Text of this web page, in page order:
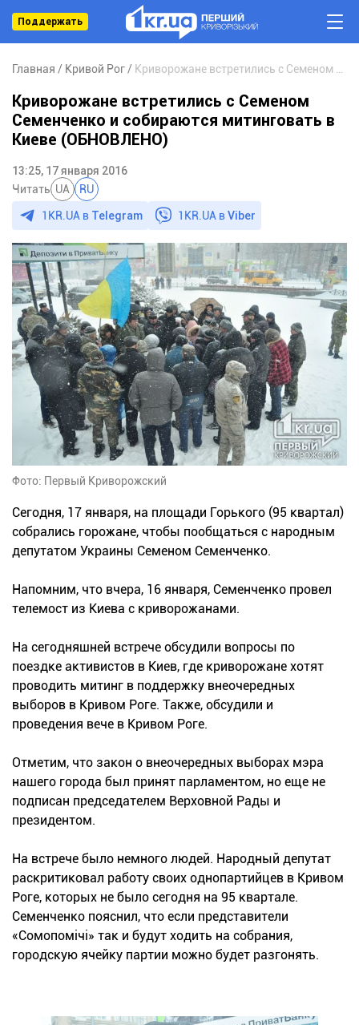
Поддержать
Главная Кривой Рог
Криворожане встретились с Семеном
Семенченко и собираются митинговать в
Киеве (ОБНОВЛЕНО)
13:25, 17 января 2016
Читать UA RU
1KR.UA в Telegram 1KR.UA вViber
Фото: Первый Криворожский
Сегодня, 17 января, на площади Горького (95 квартал)
собрались горожане, чтобы пообщаться с народным
депутатом Украины Семеном Семенченко.
Напомним, что вчера, 16 января, Семенченко провел
телемост из Киева с криворожанами.
На сегодняшней встрече обсудили вопросы по
поездке активистов в Киев, где криворожане хотят
проводить митинг в поддержку внеочередных
выборов в Кривом Роге. Также, обсудили и
проведения вече в Кривом Роге.
Отметим, что закон о внеочередных выборах мэра
нашего города был принят парламентом, но еще не
подписан председателем Верховной Рады и
президентом.
На встрече было немного людей. Народный депутат
раскритиковал работу своих однопартийцев в Кривом
Роге, которых не было сегодня на 95 квартале.
Семенченко пояснил, что если представители
«Сомопомічі» так и будут ходить на собрания,
городскую ячейку партии можно будет разгонять.